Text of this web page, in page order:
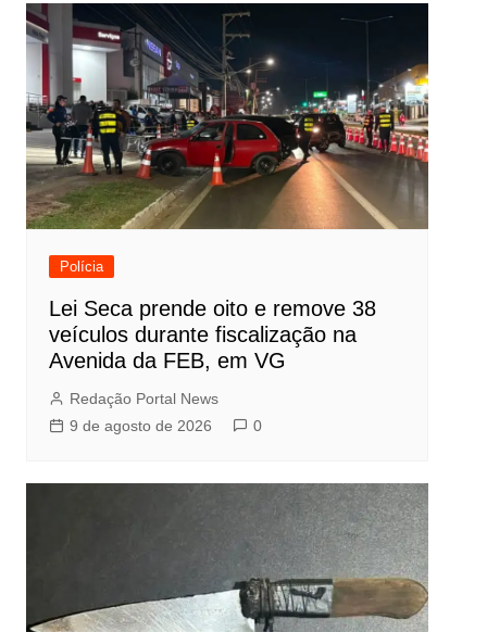
Polícia
Lei Seca prende oito e remove 38
veículos durante fiscalização na
Avenida da FEB, em VG
Redação Portal News
9 de agosto de 2026
0